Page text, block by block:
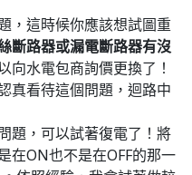
，這時候你應該想試圖重
斷路器或漏電斷路器有沒
向水電包商詢價更換了！
真看待這個問題，迴路中
題，可以試著復電了！將
在ON也不是在OFF的那一